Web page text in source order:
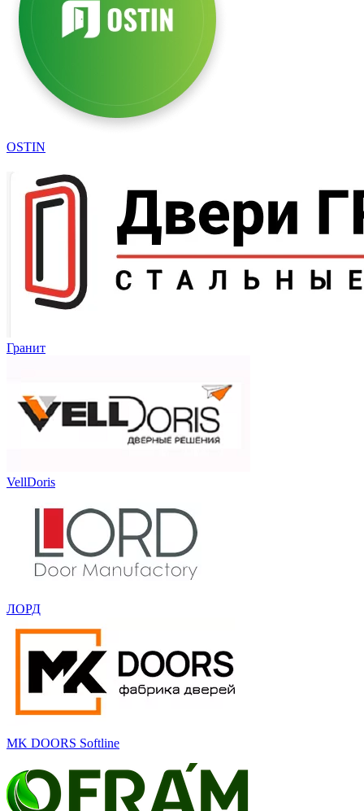
OSTIN
Гранит
VellDoris
ЛОРД
MK DOORS Softline